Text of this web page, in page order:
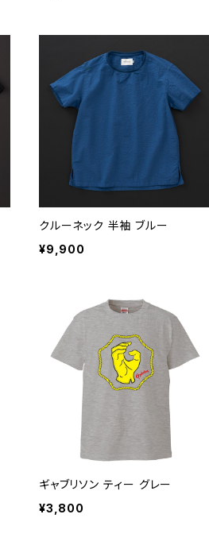
クルーネック 半袖 ブルー
¥9,900
ギャブリソン ティー グレー
¥3,800